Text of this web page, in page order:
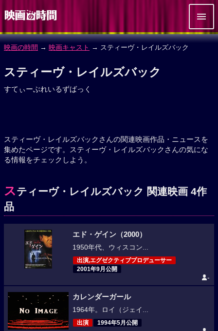
映画の時間 → 映画キャスト → スティーヴ・レイルズバック
スティーヴ・レイルズバック
すてぃーぶれいるずばっく
スティーヴ・レイルズバックさんの関連映画作品・ニュースを
集めたページです。スティーヴ・レイルズバックさんの気にな
る情報をチェックしよう。
スティーヴ・レイルズバック 関連映画 4作
品
エド・ゲイン（2000）
1950年代、ウィスコン...
出演,エグゼクティブプロデューサー
2001年9月公開
-
カレンダーガール
1964年。ロイ（ジェイ...
出演 1994年5月公開